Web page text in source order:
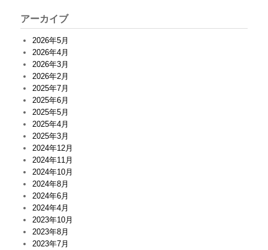
アーカイブ
2026年5月
2026年4月
2026年3月
2026年2月
2025年7月
2025年6月
2025年5月
2025年4月
2025年3月
2024年12月
2024年11月
2024年10月
2024年8月
2024年6月
2024年4月
2023年10月
2023年8月
2023年7月